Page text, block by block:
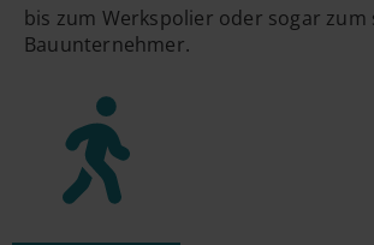
bis zum Werkspolier oder sogar zum
Bauunternehmer.